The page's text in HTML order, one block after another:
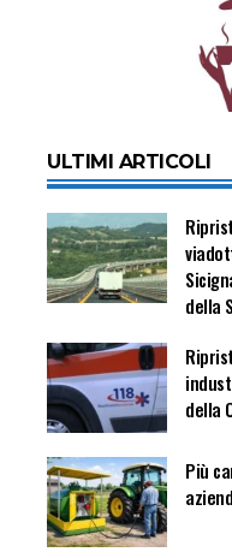
ULTIMI ARTICOLI
della
della
Più